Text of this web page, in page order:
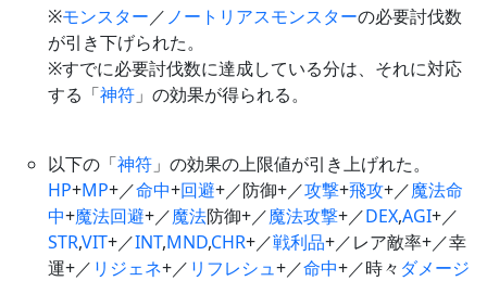
※モンスター／ ノートリアスモンスターの必要討伐数
が引き下げられた。
※すでに必要討伐数に達成している分は、それに対応
する「神符 」の効果が得られる。
以下の「神符 」の効果の上限値が引き上げれた。
HP+MP+／命中+回避+／防御+／攻撃+飛攻+／魔法命
中+魔法回避+／魔法防御+／魔法攻撃+／DEX,AGI+／
STR,VIT+／INT,MND,CHR+／戦利品+／レア敵率+／幸
運+／ リジェネ+／ リフレシュ+／命中+／時々 ダメージ